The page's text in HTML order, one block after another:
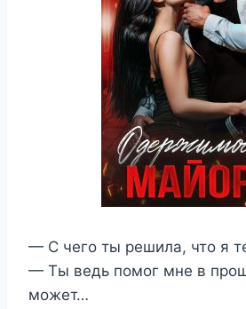
— С чего ты решила, что я
— Ты ведь помог мне в
может…